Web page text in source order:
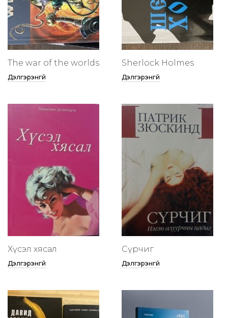
The war of the worlds
Дэлгэрэнгүй
Sherlock Holmes
Дэлгэрэнгүй
Хүсэл хясал
Дэлгэрэнгүй
Сүрчиг
Дэлгэрэнгүй